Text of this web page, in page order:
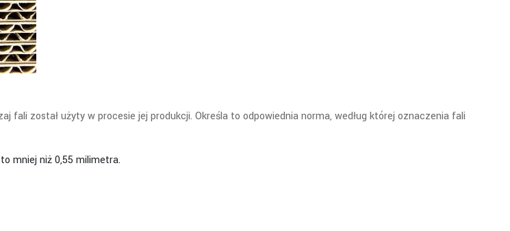
fali został użyty w procesie jej produkcji. Określa to odpowiednia norma, według której oznaczenia fali
mniej niż 0,55 milimetra.